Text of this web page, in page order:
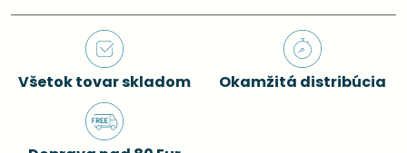
Všetok tovar skladom Okamžitá distribúcia